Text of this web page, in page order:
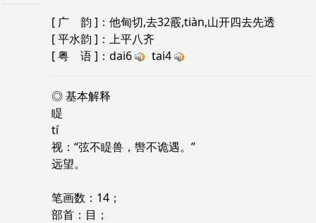
[ 广 韵 ]：他甸切,去32霰,tiàn,山开四去先透
[平水韵 ]：上平八齐
[粤 语]：dai6 tai4
◎ 基本解释
睼
tí
视：“弦不睼兽，辔不诡遇。”
远望。
笔画数：14；
部首：目；